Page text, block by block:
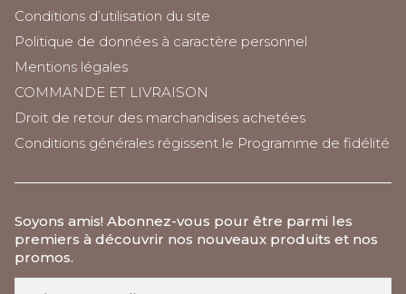
Conditions d’utilisation du site
Politique de données à caractère personnel
Mentions légales
COMMANDE ET LIVRAISON
Droit de retour des marchandises achetées
Conditions générales régissent le Programme de fidélité
Soyons amis! Abonnez-vous pour être parmi les
premiers à découvrir nos nouveaux produits et nos
promos.